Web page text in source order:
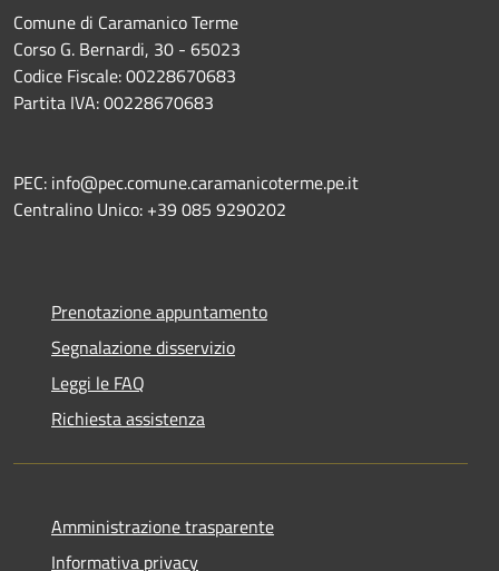
Comune di Caramanico Terme
Corso G. Bernardi, 30 - 65023
Codice Fiscale: 00228670683
Partita IVA: 00228670683
PEC: info@pec.comune.caramanicoterme.pe.it
Centralino Unico: +39 085 9290202
Prenotazione appuntamento
Segnalazione disservizio
Leggi le FAQ
Richiesta assistenza
Amministrazione trasparente
Informativa privacy